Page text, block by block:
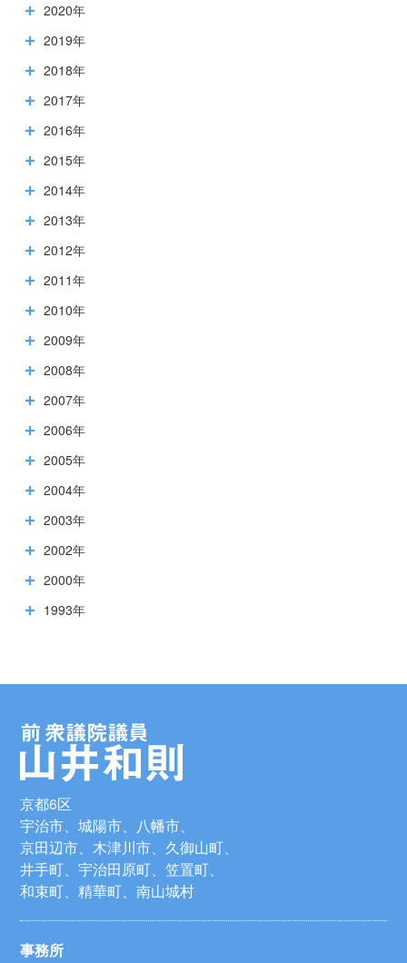
2020年
2019年
2018年
2017年
2016年
2015年
2014年
2013年
2012年
2011年
2010年
2009年
2008年
2007年
2006年
2005年
2004年
2003年
2002年
2000年
1993年
京都6区
宇治市、城陽市、八幡市、
京田辺市、木津川市、久御山町、
井手町、宇治田原町、笠置町、
和束町、精華町、南山城村
事務所